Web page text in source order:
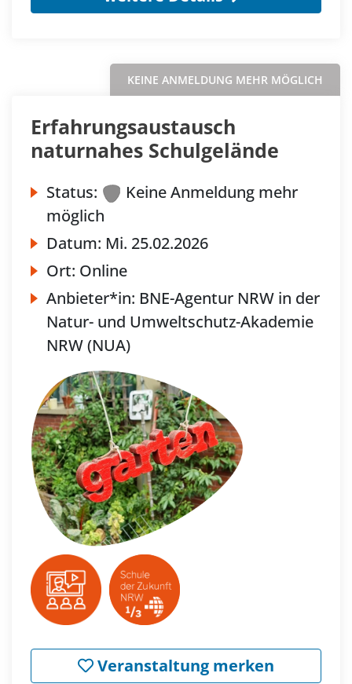
KEINE ANMELDUNG MEHR MÖGLICH
Erfahrungsaustausch
naturnahes Schulgelände
Status:
Keine Anmeldung mehr
möglich
Datum: Mi. 25.02.2026
Ort: Online
Anbieter*in: BNE-Agentur NRW in der
Natur- und Umweltschutz-Akademie
NRW (NUA)
Veranstaltung merken